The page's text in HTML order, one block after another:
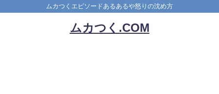
ムカつくエピソードあるあるや怒りの沈め方
ムカつく.COM